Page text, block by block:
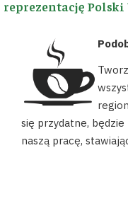
reprezentację Polski
Samorząd to nie
rzucając zabawki -
skupiamy się na
samodzielnego
odkrywania
uroków Ziemi
Wyszkowskiej,
promując
turystykę i dzieląc
się najlepszymi
trasami.
Nasz portal używa
naszych zasobów,
celach statystycznych.
się przydatne, będzie
naszą pracę,